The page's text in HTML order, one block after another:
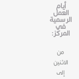
أيام
العمل
الرسمية
في
المركز:
من
الاثنين
إلى